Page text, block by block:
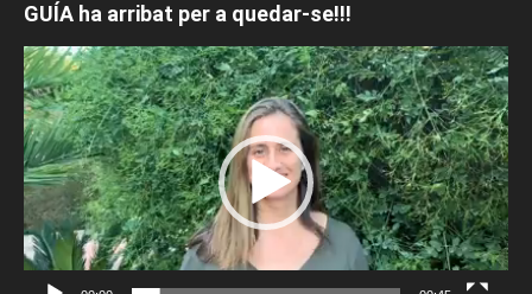
GUÍA ha arribat per a quedar-se!!!
Reproductor
de
vídeo